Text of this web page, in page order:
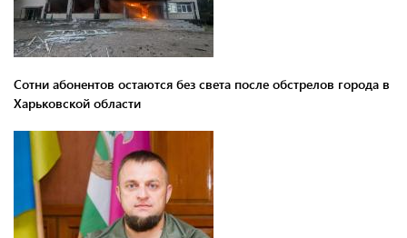
Сотни абонентов остаются без света после обстрелов города в
Харьковской области